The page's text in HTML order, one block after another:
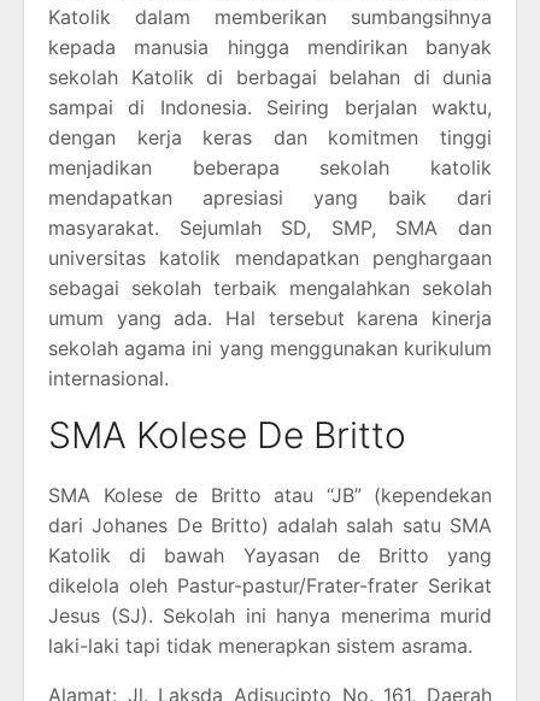
Katolik dalam memberikan sumbangsihnya
kepada manusia hingga mendirikan banyak
sekolah Katolik di berbagai belahan di dunia
sampai di Indonesia. Seiring berjalan waktu,
dengan kerja keras dan komitmen tinggi
menjadikan beberapa sekolah katolik
mendapatkan apresiasi yang baik dari
masyarakat. Sejumlah SD, SMP, SMA dan
universitas katolik mendapatkan penghargaan
sebagai sekolah terbaik mengalahkan sekolah
umum yang ada. Hal tersebut karena kinerja
sekolah agama ini yang menggunakan kurikulum
internasional.
SMA Kolese De Britto
SMA Kolese de Britto atau “JB” (kependekan
dari Johanes De Britto) adalah salah satu SMA
Katolik di bawah Yayasan de Britto yang
dikelola oleh Pastur-pastur/Frater-frater Serikat
Jesus (SJ). Sekolah ini hanya menerima murid
laki-laki tapi tidak menerapkan sistem asrama.
Alamat: Jl. Laksda Adisucipto No. 161, Daerah